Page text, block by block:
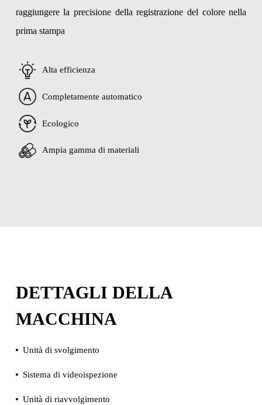
raggiungere la precisione della registrazione del colore nella
prima stampa
Alta efficienza
Completamente automatico
Ecologico
Ampia gamma di materiali
DETTAGLI DELLA
MACCHINA
Unità di svolgimento
Sistema di videoispezione
Unità di riavvolgimento